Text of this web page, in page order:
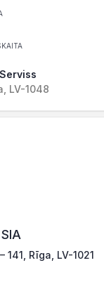
LV-1048
141, Rīga, LV-1021